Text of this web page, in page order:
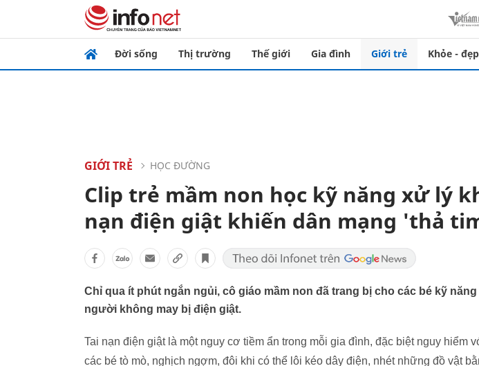
Đời sống Thị trường Thế giới Gia đình Giới trẻ Khỏe - đẹp
GIỚI TRẺ HỌC ĐƯỜNG
Clip trẻ mầm non học kỹ năng xử lý
nạn điện giật khiến dân mạng 'thả
Chỉ qua ít phút ngắn ngủi, cô giáo mầm non đã trang bị cho các bé kỹ
người không may bị điện giật.
Tai nạn điện giật là một nguy cơ tiềm ẩn trong mỗi gia đình, đặc biệt nguy hiểm
các bé tò mò, nghịch ngợm, đôi khi có thể lôi kéo dây điện, nhét những đồ vật